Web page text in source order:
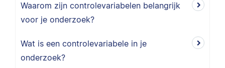
Waarom zijn controlevariabelen belangrijk
voor je onderzoek?
Wat is een controlevariabele in je
onderzoek?